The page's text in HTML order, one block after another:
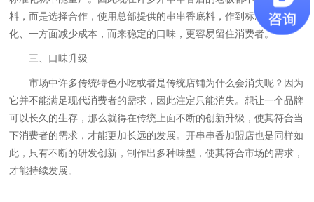
料，而是选择合作，使用总部提供的串串香底料，作到标准化、支厨
化、一方面减少成本，而来稳定的口味，更容易留住消费者。
三、口味升级
市场中许多传统特色小吃或者是传统店铺为什么会消失呢？因为
它并不能满足现代消费者的需求，因此注定只能消失。想让一个品牌
可以长久的生存，那么就得在传统上面不断的创新升级，使其符合当
下消费者的需求，才能更加长远的发展。开串串香加盟店也是同样如
此，只有不断的研发创新，制作出多种味型，使其符合市场的需求，
才能持续发展。